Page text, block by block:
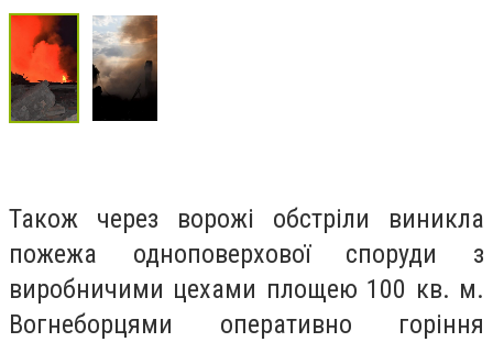
Також через ворожі обстріли виникла
пожежа одноповерхової споруди з
виробничими цехами площею 100 кв. м.
Вогнеборцями оперативно горіння